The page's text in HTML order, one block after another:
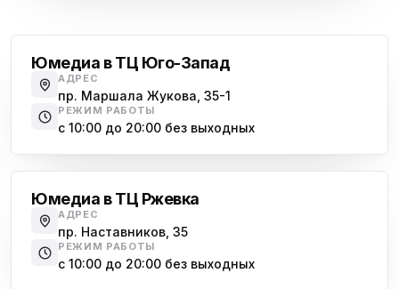
Юмедиа на Наставников
пр. Наставников 35
ю
Юмедиа в ТК Юго-Запад
пр. Маршала Жукова, 35-1
Юмедиа на Космонавтов
Юмедиа в ТЦ Юго-Запад
АДРЕС
пр. Маршала Жукова, 35-1
РЕЖИМ РАБОТЫ
с 10:00 до 20:00 без выходных
Юмедиа в ТЦ Ржевка
АДРЕС
пр. Наставников, 35
РЕЖИМ РАБОТЫ
с 10:00 до 20:00 без выходных